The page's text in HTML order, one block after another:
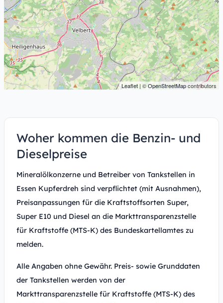
Leaflet | ©OpenStreetMapcontributors
Woher kommen die Benzin- und
Dieselpreise
Mineralölkonzerne und Betreiber von Tankstellen in
Essen Kupferdreh sind verpflichtet (mit Ausnahmen),
Preisanpassungen für die Kraftstoffsorten Super,
Super E10 und Diesel an die Markttransparenzstelle
für Kraftstoffe (MTS-K) des Bundeskartellamtes zu
melden.
Alle Angaben ohne Gewähr. Preis- sowie Grunddaten
der Tankstellen werden von der
Markttransparenzstelle für Kraftstoffe (MTS-K) des